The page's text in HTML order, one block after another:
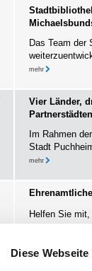
Diese
Das Team der
mehr
Vier Länder,
Partnerstädten
Im Rahmen
Stadt
mehr
Helfen Sie